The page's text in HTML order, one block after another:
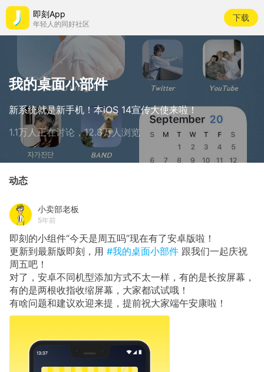
即刻App
年轻人的同好社区
下载
我的桌面小部件
新系统就是新手机！本iOS 14宣传大使来啦！
1.1万人正在讨论，12.8万人浏览
动态
小卖部老板
5年前
即刻的小组件“今天是周五吗”现在有了安卓版啦！
更新到最新版即刻，用 #我的桌面小部件 跟我们一起庆祝
周五吧！
对了，安卓不同机型添加方式不太一样，有的是长按屏幕，
有的是两根收指收缩屏幕，大家都试试哦！
有啥问题和建议欢迎来提，提前祝大家端午安康啦！